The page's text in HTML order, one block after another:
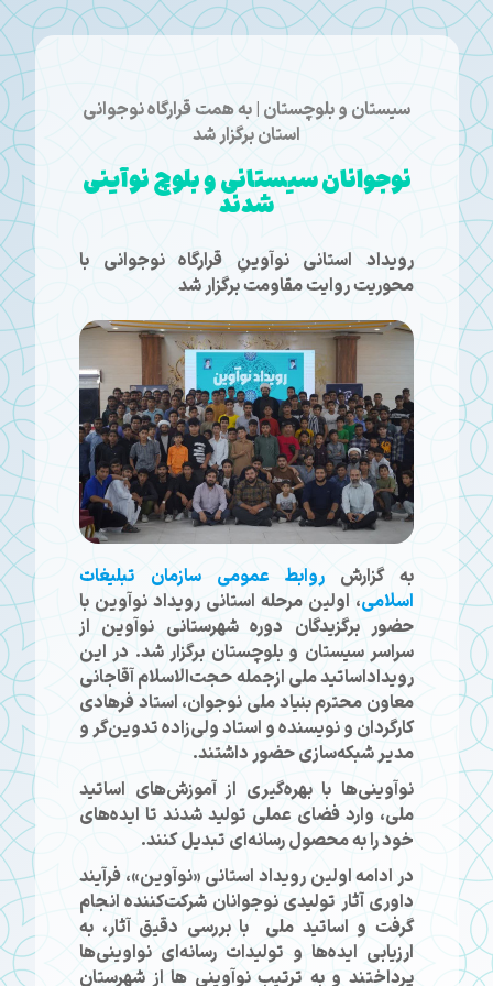
سیستان و بلوچستان | به همت قرارگاه نوجوانی
استان برگزار شد
نوجوانان سیستانی و بلوچ نوآینی
شدند
رویداد استانی نوآوینِ قرارگاه نوجوانی با
محوریت روایت مقاومت برگزار شد
به گزارش روابط عمومی سازمان تبلیغات
اسلامی، اولین مرحله استانی رویداد نوآوین با
حضور برگزیدگان دوره شهرستانی نوآوین از
سراسر سیستان و بلوچستان برگزار شد. در این
رویداداساتید ملی ازجملهحجت‌الاسلام آقاجانی
معاون محترم بنیاد ملی نوجوان، استاد فرهادی
کارگردان و نویسنده و استاد ولی‌زادهتدوین‌گر و
مدیر شبکه‌سازی حضور داشتند.
نوآوینی‌ها با بهره‌گیری از آموزش‌های اساتید
ملی، وارد فضای عملی تولید شدند تا ایده‌های
خود را به محصول رسانه‌ای تبدیل کنند.
در ادامه اولین رویداد استانی «نوآوین»، فرآیند
داوری آثار تولیدی نوجوانان شرکت‌کننده انجام
گرفت و اساتید ملی با بررسی دقیق آثار، به
ارزیابی ایده‌ها و تولیدات رسانه‌ای نواوینی‌ها
پرداختند و به ترتیب نوآوینی ها از شهرستان